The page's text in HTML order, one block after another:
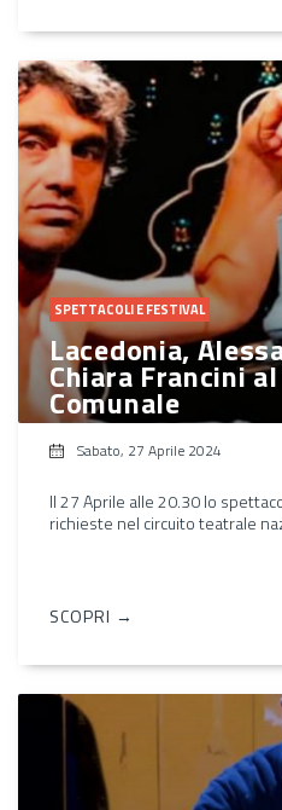
SPETTACOLI E FESTIVAL
Lacedonia,
Chiara Francini
Comunale
Sabato, 27 Aprile 2024
Il 27 Aprile alle 20.30 lo
richieste nel circuito teatrale
SCOPRI →